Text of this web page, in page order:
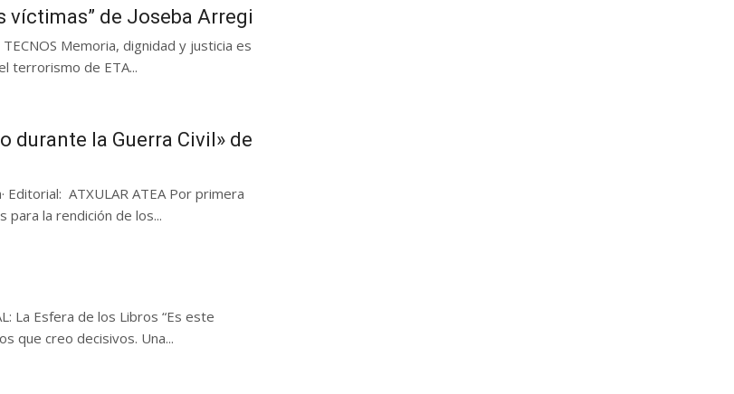
víctimas” de Joseba Arregi
Memoria, dignidad y justicia es
terrorismo de ETA...
durante la Guerra Civil» de
Editorial: ATXULAR ATEA Por primera
para la rendición de los...
La Esfera de los Libros “Es este
que creo decisivos. Una...